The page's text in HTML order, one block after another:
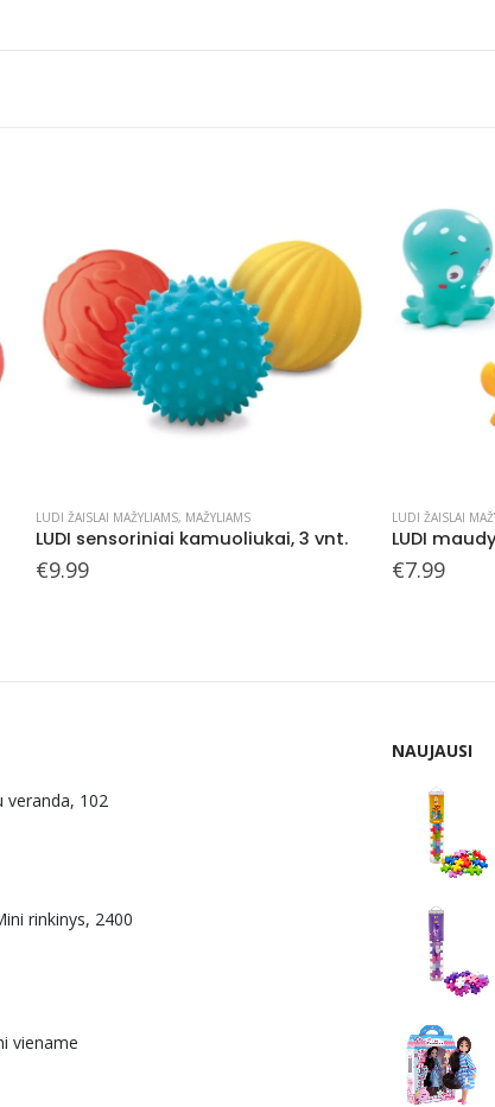
LUDI ŽAISLAI MAŽYLIAMS, MAŽYLIAMS
LUDI sensoriniai kamuoliukai, 3 vnt.
€9.99
LUDI ŽAISLAI
€7.99
veranda, 102
rinkinys, 2400
viename
NAUJAUSI